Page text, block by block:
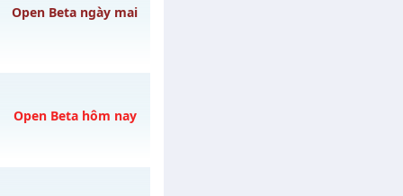
20h ngày
Open Beta ngày mai
10/08/2626
Open Beta hôm nay